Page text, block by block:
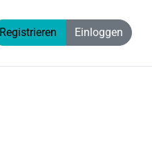
Registrieren Einloggen